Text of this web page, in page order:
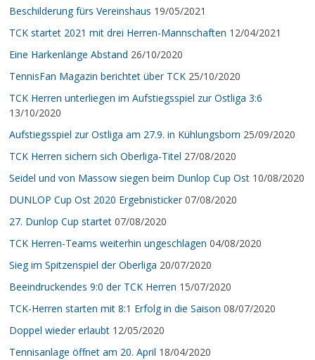
Beschilderung fürs Vereinshaus 19/05/2021
TCK startet 2021 mit drei Herren-Mannschaften 12/04/2021
Eine Harkenlänge Abstand 26/10/2020
TennisFan Magazin berichtet über TCK 25/10/2020
TCK Herren unterliegen im Aufstiegsspiel zur Ostliga 3:6
13/10/2020
Aufstiegsspiel zur Ostliga am 27.9. in Kühlungsborn 25/09/2020
TCK Herren sichern sich Oberliga-Titel 27/08/2020
Seidel und von Massow siegen beim Dunlop Cup Ost 10/08/2020
DUNLOP Cup Ost 2020 Ergebnisticker 07/08/2020
27. Dunlop Cup startet 07/08/2020
TCK Herren-Teams weiterhin ungeschlagen 04/08/2020
Sieg im Spitzenspiel der Oberliga 20/07/2020
Beeindruckendes 9:0 der TCK Herren 15/07/2020
TCK-Herren starten mit 8:1 Erfolg in die Saison 08/07/2020
Doppel wieder erlaubt 12/05/2020
Tennisanlage öffnet am 20. April 18/04/2020